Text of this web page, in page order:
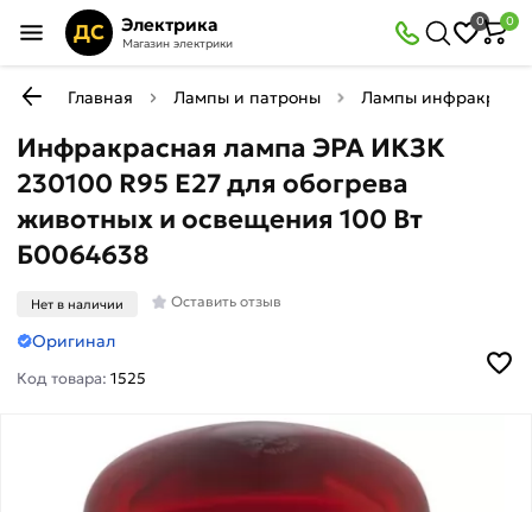
ДС Электрика
Магазин электрики
0 0
Главная Лампы и патроны Лампы
Инфракрасная лампа ЭРА ИКЗК
230100 R95 E27 для обогрева
животных и освещения 100 Вт
Б0064638
Нет в наличии Оставить отзыв
Оригинал
Код товара:1525